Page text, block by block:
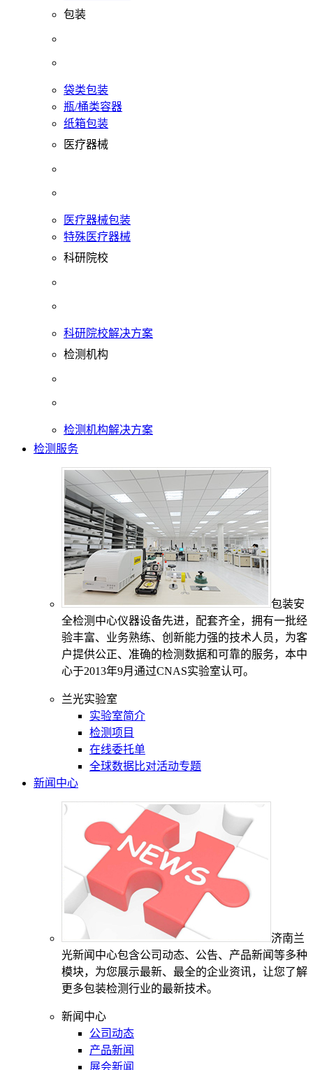
包装
袋类包装
瓶/桶类容器
纸箱包装
医疗器械
医疗器械包装
特殊医疗器械
科研院校
科研院校解决方案
检测机构
检测机构解决方案
检测服务
包装安
全检测中心仪器设备先进，配套齐全，拥有一批经
验丰富、业务熟练、创新能力强的技术人员，为客
户提供公正、准确的检测数据和可靠的服务，本中
心于2013年9月通过CNAS实验室认可。
兰光实验室
实验室简介
检测项目
在线委托单
全球数据比对活动专题
新闻中心
济南兰
光新闻中心包含公司动态、公告、产品新闻等多种
模块，为您展示最新、最全的企业资讯，让您了解
更多包装检测行业的最新技术。
新闻中心
公司动态
产品新闻
展会新闻